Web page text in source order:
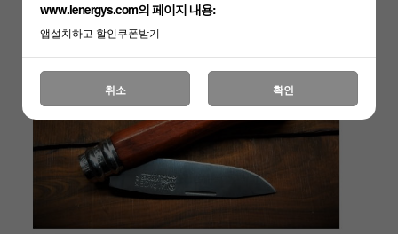
www.lenergys.com의 페이지 내용:
앱설치하고 할인쿠폰받기
취소 확인